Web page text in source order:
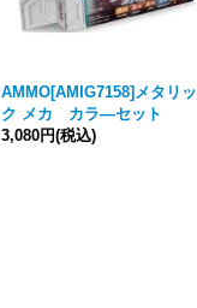
AMMO[AMIG7158]メタリッ
ク メカ カラ―セット
3,080円(税込)